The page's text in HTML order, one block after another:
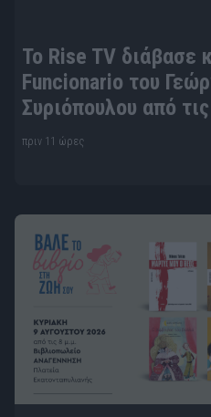
To Rise TV διάβασε
Funcionario του
Συριόπουλου από
πριν 11 ώρες